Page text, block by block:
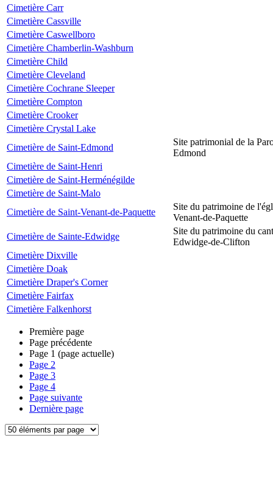
Cimetière Carr
Cimetière Cassville
Cimetière Caswellboro
Cimetière Chamberlin-Washburn
Cimetière Child
Cimetière Cleveland
Cimetière Cochrane Sleeper
Cimetière Compton
Cimetière Crooker
Cimetière Crystal Lake
Cimetière de Saint-Edmond
Site patrimonial de la
Edmond
Cimetière de Saint-Henri
Cimetière de Saint-Herménégilde
Cimetière de Saint-Malo
Cimetière de Saint-Venant-de-Paquette
Site du patrimoine de
Venant-de-Paquette
Cimetière de Sainte-Edwidge
Site du patrimoine du
Edwidge-de-Clifton
Cimetière Dixville
Cimetière Doak
Cimetière Draper's Corner
Cimetière Fairfax
Cimetière Falkenhorst
Première page
Page précédente
Page 1 (page actuelle)
Page 2
Page 3
Page 4
Page suivante
Dernière page